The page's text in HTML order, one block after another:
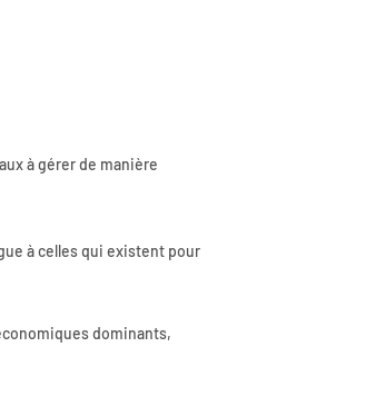
à gérer de manière
à celles qui existent pour
dominants,